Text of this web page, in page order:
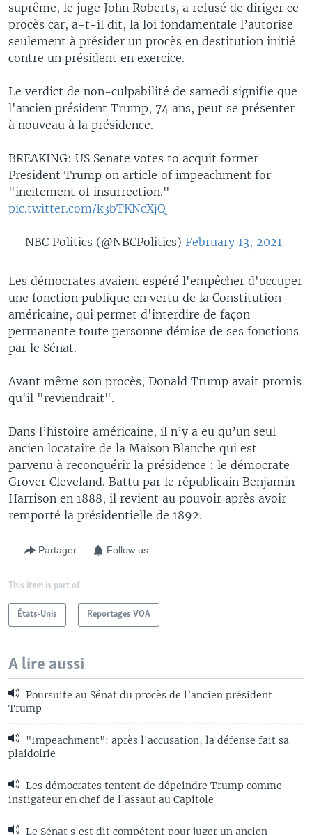
suprême, le juge John Roberts, a refusé de diriger ce
procès car, a-t-il dit, la loi fondamentale l’autorise
seulement à présider un procès en destitution initié
contre un président en exercice.
Le verdict de non-culpabilité de samedi signifie que
l'ancien président Trump, 74 ans, peut se présenter
à nouveau à la présidence.
BREAKING: US Senate votes to acquit former
President Trump on article of impeachment for
"incitement of insurrection."
pic.twitter.com/k3bTKNcXjQ
— NBC Politics (@NBCPolitics) February 13, 2021
Les démocrates avaient espéré l'empêcher d'occuper
une fonction publique en vertu de la Constitution
américaine, qui permet d'interdire de façon
permanente toute personne démise de ses fonctions
par le Sénat.
Avant même son procès, Donald Trump avait promis
qu'il "reviendrait".
Dans l’histoire américaine, il n’y a eu qu’un seul
ancien locataire de la Maison Blanche qui est
parvenu à reconquérir la présidence : le démocrate
Grover Cleveland. Battu par le républicain Benjamin
Harrison en 1888, il revient au pouvoir après avoir
remporté la présidentielle de 1892.
Partager Follow us
This item is part of
États-Unis Reportages VOA
A lire aussi
Poursuite au Sénat du procès de l’ancien président
Trump
"Impeachment": après l'accusation, la défense fait sa
plaidoirie
Les démocrates tentent de dépeindre Trump comme
instigateur en chef de l'assaut au Capitole
Le Sénat s'est dit compétent pour juger un ancien